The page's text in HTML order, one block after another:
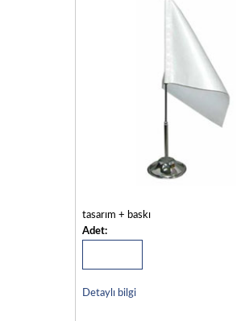
tasarım + baskı
Adet:
Detaylı bilgi